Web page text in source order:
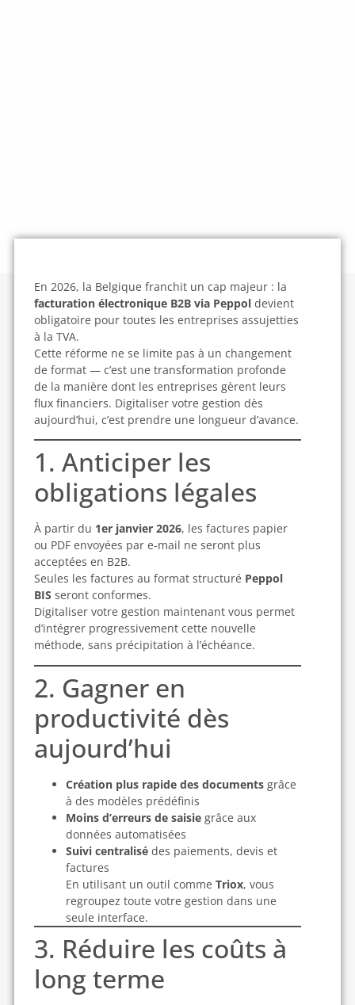
En 2026, la Belgique franchit un cap majeur : la
facturation électronique B2B via Peppoldevient
obligatoire pour toutes les entreprises assujetties
à la TVA.
Cette réforme ne se limite pas à un changement
de format — c’est une transformation profonde
de la manière dont les entreprises gèrent leurs
flux financiers. Digitaliser votre gestion dès
aujourd’hui, c’est prendre une longueur d’avance.
1. Anticiper les
obligations légales
À partir du 1er janvier 2026, les factures papier
ou PDF envoyées par e-mail ne seront plus
acceptées en B2B.
Seules les factures au format structuré Peppol
BIS seront conformes.
Digitaliser votre gestion maintenant vous permet
d’intégrer progressivement cette nouvelle
méthode, sans précipitation à l’échéance.
2. Gagner en
productivité dès
aujourd’hui
Création plus rapide des documentsgrâce
à des modèles prédéfinis
Moins d’erreurs de saisiegrâce aux
données automatisées
Suivi centralisédes paiements, devis et
factures
En utilisant un outil comme Triox, vous
regroupez toute votre gestion dans une
seule interface.
3. Réduire les coûts à
long terme